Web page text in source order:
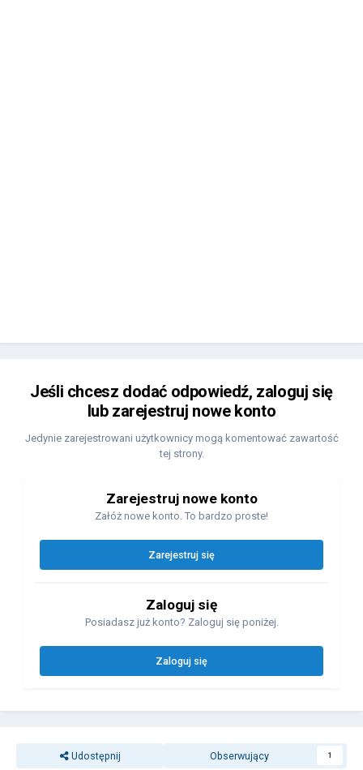
Jeśli chcesz dodać odpowiedź, zaloguj się
lub zarejestruj nowe konto
Jedynie zarejestrowani użytkownicy mogą komentować zawartość
tej strony.
Zarejestruj nowe konto
Załóż nowe konto. To bardzo proste!
Zarejestruj się
Zaloguj się
Posiadasz już konto? Zaloguj się poniżej.
Zaloguj się
Udostępnij Obserwujący 1